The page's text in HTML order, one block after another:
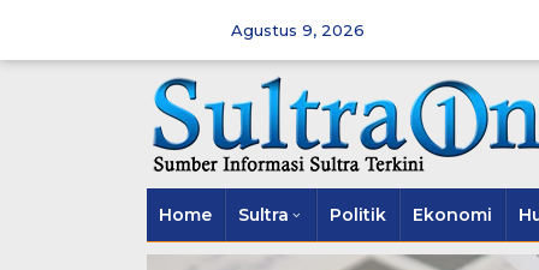
Agustus 9, 2026
Home Sultra Politik Ekonomi